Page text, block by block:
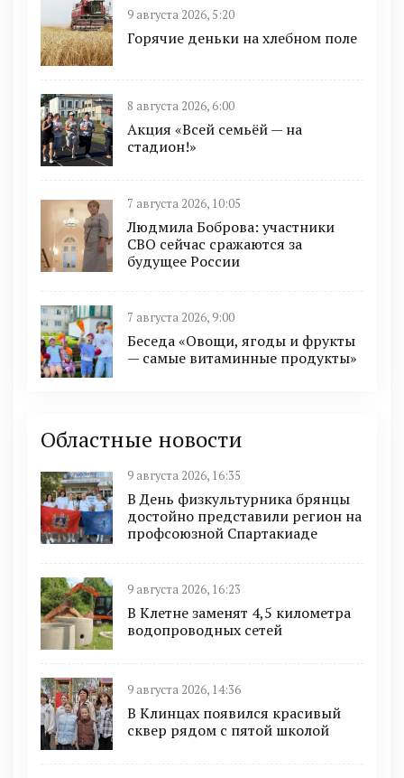
9 августа 2026, 5:20
Горячие деньки на хлебном поле
8 августа 2026, 6:00
Акция «Всей семьёй — на
стадион!»
7 августа 2026, 10:05
Людмила Боброва: участники
СВО сейчас сражаются за
будущее России
7 августа 2026, 9:00
Беседа «Овощи, ягоды и фрукты
— самые витаминные продукты»
Областные новости
9 августа 2026, 16:35
В День физкультурника брянцы
достойно представили регион на
профсоюзной Спартакиаде
9 августа 2026, 16:23
В Клетне заменят 4,5 километра
водопроводных сетей
9 августа 2026, 14:36
В Клинцах появился красивый
сквер рядом с пятой школой